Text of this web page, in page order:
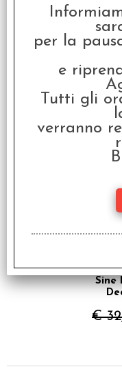
€
I clienti che
prodotto,
articoli
Sine
€
per la
e
Tutti gli
verranno